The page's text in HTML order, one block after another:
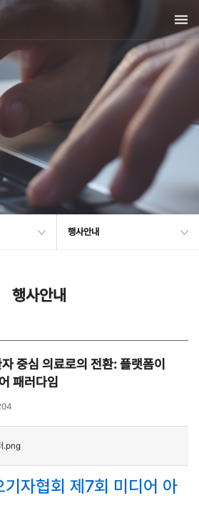
행사안내
행사안내
중심 의료로의 전환: 플랫폼이
패러다임
.png
기자협회 제7회 미디어 아